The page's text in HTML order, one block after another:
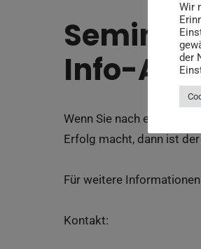
Info-
Wenn Sie nach einem
Erfolg macht, dann ist
Für weitere
Kontakt:
Wir
der